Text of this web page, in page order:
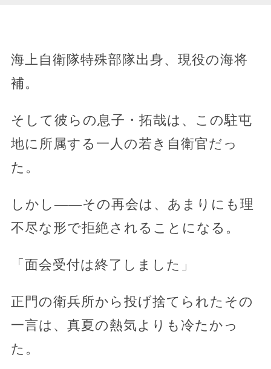
海上自衛隊特殊部隊出身、現役の海将
補。
そして彼らの息子・拓哉は、この駐屯
地に所属する一人の若き自衛官だっ
た。
しかし――その再会は、あまりにも理
不尽な形で拒絶されることになる。
「面会受付は終了しました」
正門の衛兵所から投げ捨てられたその
一言は、真夏の熱気よりも冷たかっ
た。